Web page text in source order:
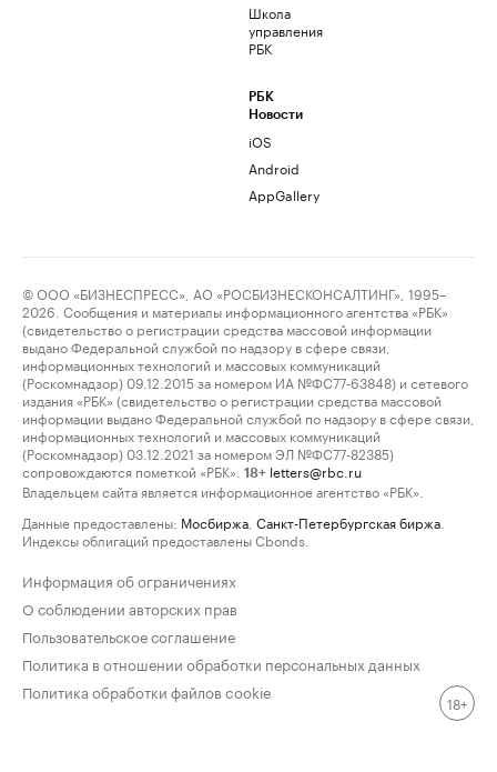
Школа
управления
РБК
РБК
Новости
iOS
Android
AppGallery
© ООО «БИЗНЕСПРЕСС», АО «РОСБИЗНЕСКОНСАЛТИНГ», 1995–
2026. Сообщения и материалы информационного агентства «РБК»
(свидетельство о регистрации средства массовой информации
выдано Федеральной службой по надзору в сфере связи,
информационных технологий и массовых коммуникаций
(Роскомнадзор) 09.12.2015 за номером ИА №ФС77-63848) и сетевого
издания «РБК» (свидетельство о регистрации средства массовой
информации выдано Федеральной службой по надзору в сфере связи,
информационных технологий и массовых коммуникаций
(Роскомнадзор) 03.12.2021 за номером ЭЛ №ФС77-82385)
сопровождаются пометкой «РБК».
18+ letters@rbc.ru
Владельцем сайта является информационное агентство «РБК».
Данные предоставлены: Мосбиржа Санкт-Петербургская биржа
Индексы облигаций предоставлены Cbonds.
Информация об ограничениях
О соблюдении авторских прав
Пользовательское соглашение
Политика в отношении обработки персональных данных
Политика обработки файлов cookie
18+